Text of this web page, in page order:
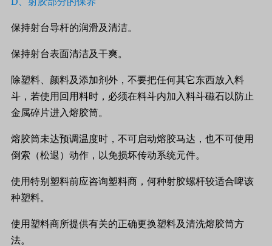
保持射台导杆的润滑及清洁。
保持射台表面清洁及干爽。
除塑料、颜料及添加剂外，不要把任何其它东西放入料
斗，若使用回用料时，必须在料斗内加入料斗磁石以防止
金属碎片进入熔胶筒。
熔胶筒未达预调温度时，不可启动熔胶马达，也不可使用
倒索（松退）动作，以免损坏传动系统元件。
使用特别塑料前应咨询塑料商，何种射胶螺杆较适合啤该
种塑料。
使用塑料商所提供有关的正确更换塑料及清洗熔胶筒方
法。